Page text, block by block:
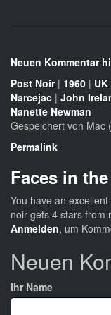
Neuen Kommentar
Post Noir| 1960 | UK
Narcejac | John
Nanette Newman
Gespeichert von Mac
Permalink
Faces in
You have an
noir gets 4 stars from
Anmelden, um
Neuen
Ihr Name